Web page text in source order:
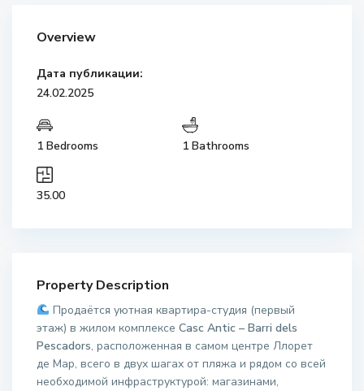
Overview
Дата публикации:
24.02.2025
1 Bedrooms 1 Bathrooms
35.00
Property Description
Продаётся уютная квартира-студия (первый
этаж) в жилом комплексеCasc Antic – Barri dels
Pescadors, расположенная в самом центре Ллорет
де Мар, всего в двух шагах от пляжа и рядом со всей
необходимой инфраструктурой: магазинами,